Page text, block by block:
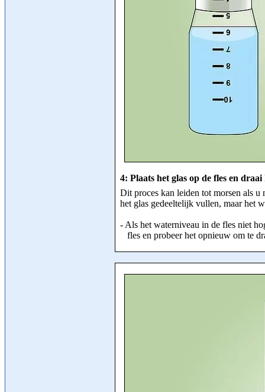
4: Plaats het glas op de fles en draai
Dit proces kan leiden tot morsen als
het glas gedeeltelijk vullen, maar het
- Als het waterniveau in de fles niet
fles en probeer het opnieuw om te